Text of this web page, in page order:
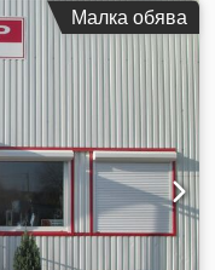
за обработка на
да продадете
за връзка,
Малка обява